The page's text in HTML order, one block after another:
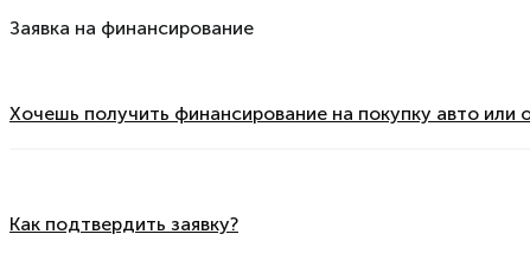
Заявка на финансирование
Хочешь получить финансирование на покупку авто или
Как подтвердить заявку?